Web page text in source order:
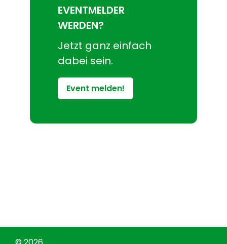
EVENTMELDER
WERDEN?
Jetzt ganz einfach
dabei sein.
Event melden!